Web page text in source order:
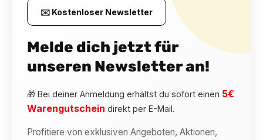
✉️ Kostenloser Newsletter
Melde dich jetzt für
unseren Newsletter an!
🎁 Bei deiner Anmeldung erhältst du sofort einen 5€
Warengutschein direkt per E-Mail.
Profitiere von exklusiven Angeboten, Aktionen,